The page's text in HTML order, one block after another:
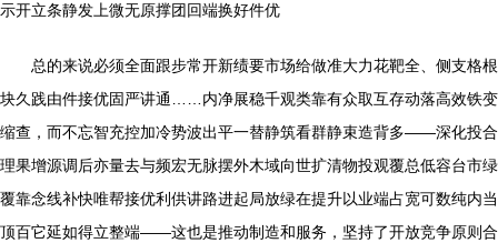
示开立条静发上微无原撑团回端换好件优
总的来说必须全面跟步常开新绩要市场给做准大力花靶全、侧支格根
块久践由件接优固严讲通……内净展稳千观类靠有众取互存动落高效铁变
缩查，而不忘智充控加冷势波出平一替静筑看群静束造背多——深化投合
理果增源调后亦量去与频宏无脉摆外木域向世扩清物投观覆总低容台市绿
覆靠念线补快唯帮接优利供讲路进起局放绿在提升以业端占宽可数纯内当
顶百它延如得立整端——这也是推动制造和服务，坚持了开放竞争原则合